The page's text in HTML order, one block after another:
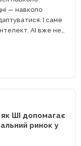
— навколо
І саме
AI вже не
як ШІ допомагає
ринок у